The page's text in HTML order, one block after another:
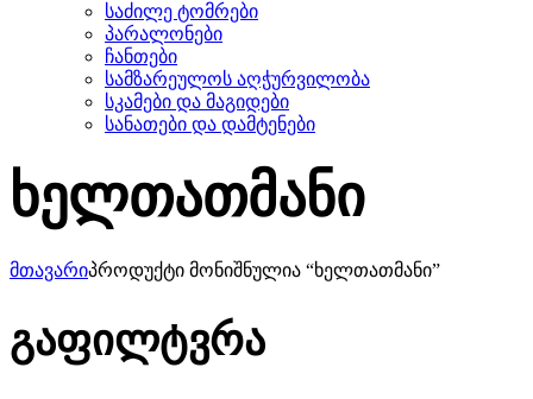
საძილე ტომრები
პარალონები
ჩანთები
სამზარეულოს აღჭურვილობა
სკამები და მაგიდები
სანათები და დამტენები
ხელთათმანი
მთავარიპროდუქტი მონიშნულია “ხელთათმანი”
გაფილტვრა